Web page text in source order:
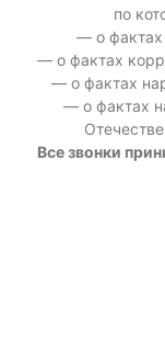
по
— о фактах
— о фактах
— о фактах
— о фактах
Все звонки